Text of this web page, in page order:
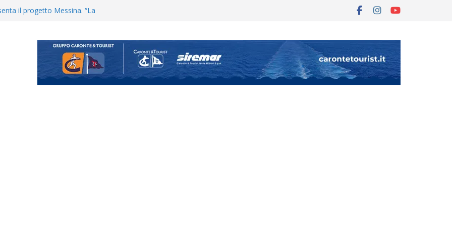
il progetto Messina. “La
e Kamarat restano in
si alzano i ritmi tra lavoro
“Mondo Messina